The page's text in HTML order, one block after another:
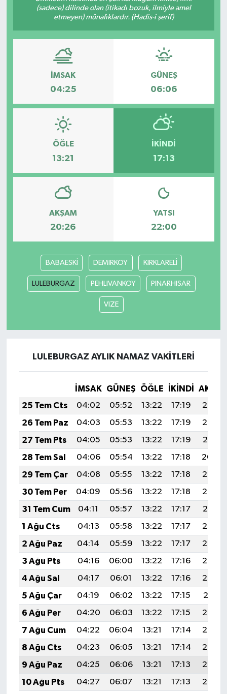
(sadece) dilinde olan (itikadı bozuk, ilmiyle amel
etmeyen) münafıklardır. (Hadis-i şerif)
İMSAK
04:25
GÜNEŞ
06:06
ÖĞLE
13:21
İKINDI
17:13
AKŞAM
20:26
YATSI
22:00
BABAESKİ DEMIRKOY KIRKLARELİ
LULEBURGAZ PEHLIVANKOY PINARHISAR
VIZE
LULEBURGAZ AYLIK NAMAZ VAKITLERI
İMSAK GÜNEŞ ÖĞLE İKINDI
25 Tem Cts
04:02 05:52 13:22 17:19
20:43
26 Tem Paz
04:03 05:53 13:22 17:19
20:42
27 Tem Pts
04:05 05:53 13:22 17:19
20:41
28 Tem Sal
04:06 05:54 13:22 17:18
20:40
29 Tem Çar
04:08 05:55 13:22 17:18
20:39
30 Tem Per
04:09 05:56 13:22 17:18
20:38
31 Tem Cum
04:11 05:57 13:22 17:17
20:37
1 Ağu Cts
04:13 05:58 13:22 17:17
20:36
2 Ağu Paz
04:14 05:59 13:22 17:17
20:35
3 Ağu Pts
04:16 06:00 13:22 17:16
20:34
4 Ağu Sal
04:17 06:01 13:22 17:16
20:32
5 Ağu Çar
04:19 06:02 13:22 17:15
20:31
6 Ağu Per
04:20 06:03 13:22 17:15
20:30
7 Ağu Cum
04:22 06:04 13:21 17:14
20:29
8 Ağu Cts
04:23 06:05 13:21 17:14
20:28
9 Ağu Paz
04:25 06:06 13:21 17:13
20:26
10 Ağu Pts
04:27 06:07 13:21 17:13
20:25